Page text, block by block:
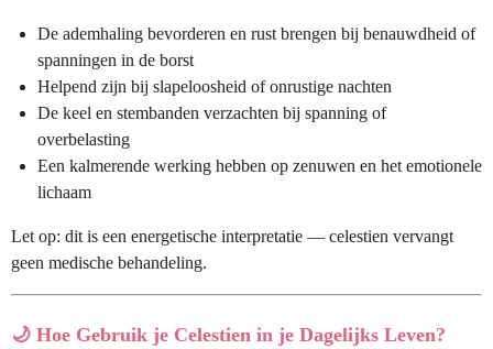
De ademhaling bevorderen en rust brengen bij benauwdheid of
spanningen in de borst
Helpend zijn bij slapeloosheid of onrustige nachten
De keel en stembanden verzachten bij spanning of
overbelasting
Een kalmerende werking hebben op zenuwen en het emotionele
lichaam
Let op: dit is een energetische interpretatie — celestien vervangt
geen medische behandeling.
🌙 Hoe Gebruik je Celestien in je Dagelijks Leven?